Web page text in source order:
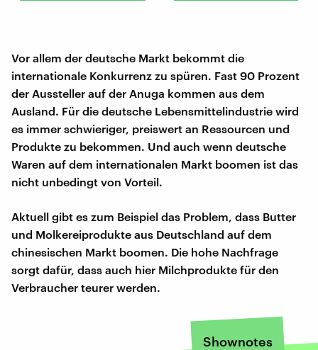
Vor allem der deutsche Markt bekommt die
internationale Konkurrenz zu spüren. Fast 90 Prozent
der Aussteller auf der Anuga kommen aus dem
Ausland. Für die deutsche Lebensmittelindustrie wird
es immer schwieriger, preiswert an Ressourcen und
Produkte zu bekommen. Und auch wenn deutsche
Waren auf dem internationalen Markt boomen ist das
nicht unbedingt von Vorteil.
Aktuell gibt es zum Beispiel das Problem, dass Butter
und Molkereiprodukte aus Deutschland auf dem
chinesischen Markt boomen. Die hohe Nachfrage
sorgt dafür, dass auch hier Milchprodukte für den
Verbraucher teurer werden.
Shownotes